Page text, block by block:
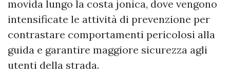
movida lungo la costa jonica, dove vengono
intensificate le attività di prevenzione per
contrastare comportamenti pericolosi alla
guida e garantire maggiore sicurezza agli
utenti della strada.